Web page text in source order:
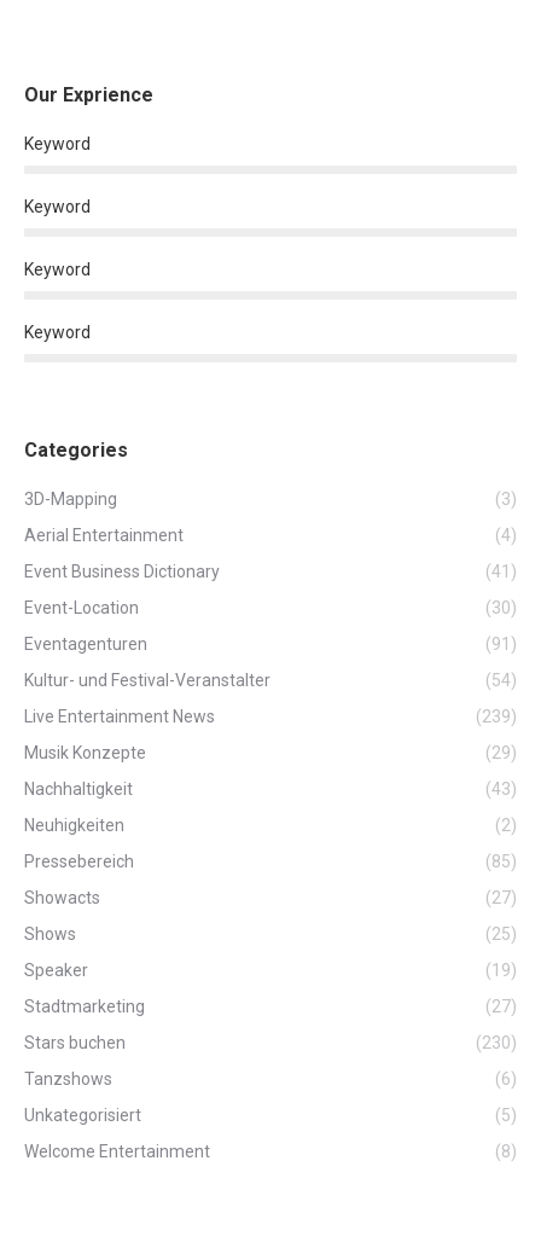
Our Exprience
Keyword
Keyword
Keyword
Keyword
Categories
3D-Mapping
(3)
Aerial Entertainment
(4)
Event Business Dictionary
(41)
Event-Location
(30)
Eventagenturen
(91)
Kultur- und Festival-Veranstalter
(54)
Live Entertainment News
(239)
Musik Konzepte
(29)
Nachhaltigkeit
(43)
Neuhigkeiten
(2)
Pressebereich
(85)
Showacts
(27)
Shows
(25)
Speaker
(19)
Stadtmarketing
(27)
Stars buchen
(230)
Tanzshows
(6)
Unkategorisiert
(5)
Welcome Entertainment
(8)